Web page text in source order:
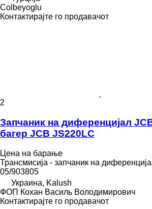
Colbeyoglu
Контактирајте го продавачот
2
Запчаник на диференцијал
багер JCB JS220LC
Цена на барање
Трансмисија - запчаник на
05/903805
Украина, Kalush
ФОП Кохан Василь Володимирович
Контактирајте го продавачот